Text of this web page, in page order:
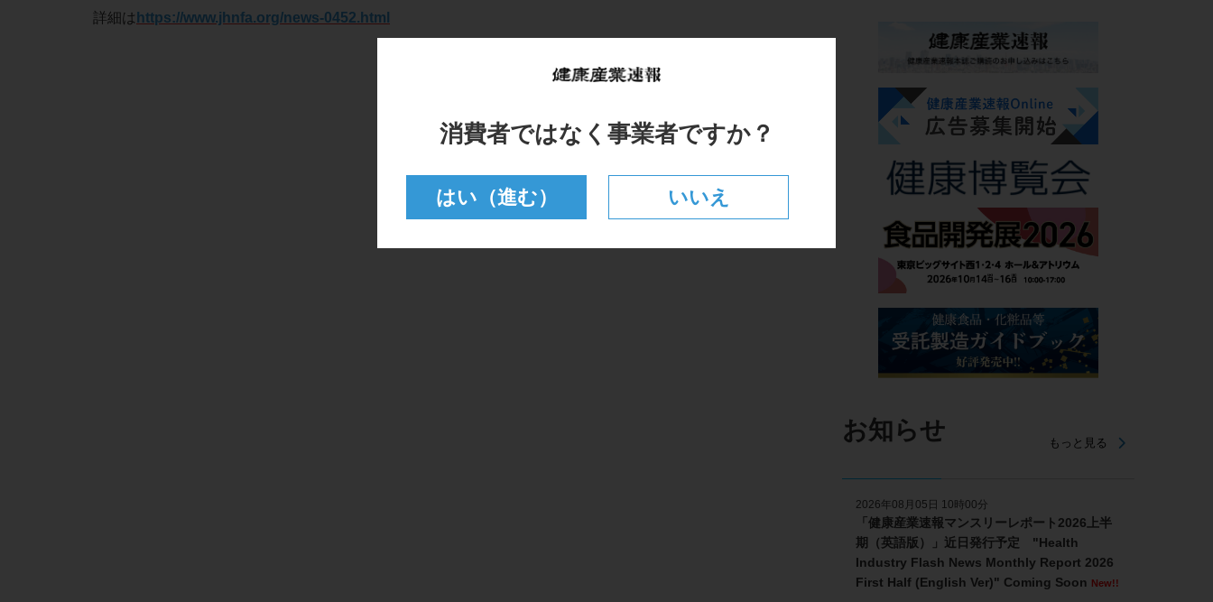
詳細は https://www.jhnfa.org/news-0452.html
お知らせ もっと見る
2026年08月05日 10時00分
「健康産業速報マンスリーレポート2026上半
期（英語版）」近日発行予定 "Health
Industry Flash News Monthly Report 2026
First Half (English Ver)" Coming Soon New!!
消費者ではなく事業者ですか？
はい（進む） いいえ